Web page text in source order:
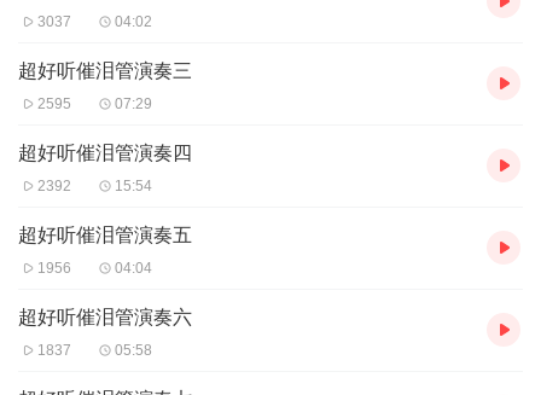
3037 04:02
超好听催泪管演奏三
2595 07:29
超好听催泪管演奏四
2392 15:54
超好听催泪管演奏五
1956 04:04
超好听催泪管演奏六
1837 05:58